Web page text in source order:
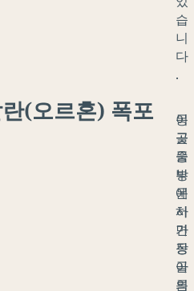
습
니
다
.
(오르혼) 폭포
몽
골
중
부
에
서
가
장
아
름
이
곳
을
방
문
하
면
몽
골
의